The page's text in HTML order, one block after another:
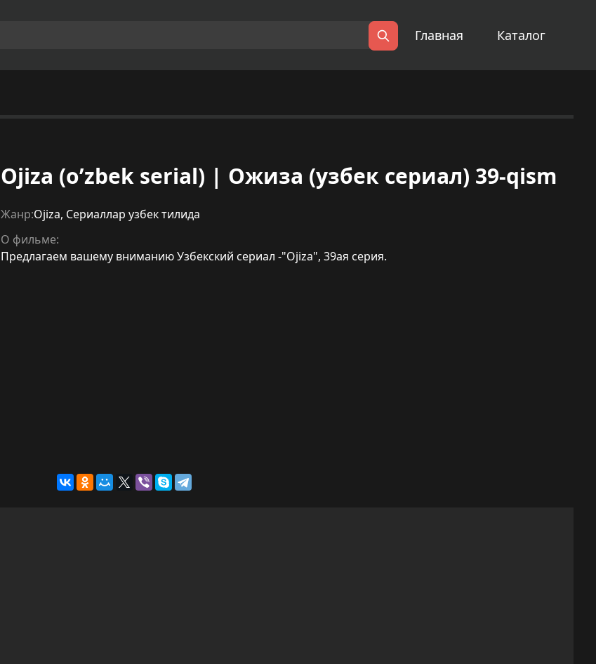
Поиск
Главная Каталог
Ojiza (o’zbek serial) | Ожиза (узбек сериал) 39-qism
Жанр:Ojiza, Сериаллар узбек тилида
О фильме:
Предлагаем вашему вниманию Узбекский сериал -"Ojiza", 39ая серия.